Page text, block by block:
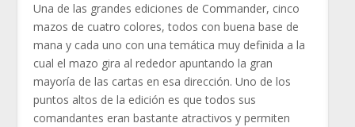
Una de las grandes ediciones de Commander, cinco
mazos de cuatro colores, todos con buena base de
mana y cada uno con una temática muy definida a la
cual el mazo gira al rededor apuntando la gran
mayoría de las cartas en esa dirección. Uno de los
puntos altos de la edición es que todos sus
comandantes eran bastante atractivos y permiten